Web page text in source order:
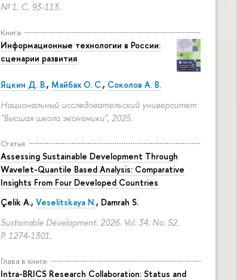
№ 1. С. 93-113.
Книга
Информационные технологии в России:
сценарии развития
Яцкин Д. В., Майбах О. С., Соколов А. В.
Национальный исследовательский университет
"Высшая школа экономики", 2025.
Статья
Assessing Sustainable Development Through
Wavelet-Quantile Based Analysis: Comparative
Insights From Four Developed Countries
Çelik A., Veselitskaya N., Damrah S.
Sustainable Development. 2026. Vol. 34. No. S2.
P. 1274-1301.
Глава в книге
Intra-BRICS Research Collaboration: Status and